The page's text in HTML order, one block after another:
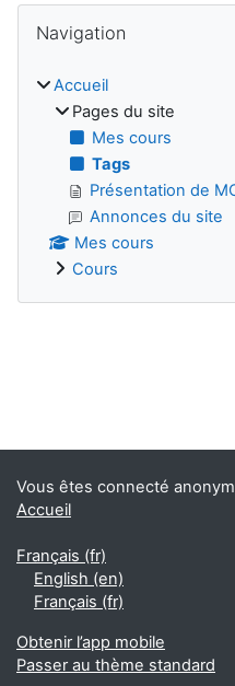
Blocs
Navigation
Accueil
Pages du site
Mes cours
Tags
Présentation de
Annonces du site
Mes cours
Cours
Vous êtes connecté
Accueil
Français ‎(fr)‎
English ‎(en)‎
Français ‎(fr)‎
Obtenir l’app mobile
Passer au thème standard